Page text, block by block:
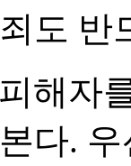
도 반
해자
다.